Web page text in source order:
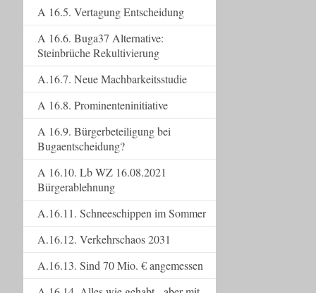
A 16.5. Vertagung Entscheidung
A 16.6. Buga37 Alternative:
Steinbrüche Rekultivierung
A.16.7. Neue Machbarkeitsstudie
A 16.8. Prominenteninitiative
A 16.9. Bürgerbeteiligung bei
Bugaentscheidung?
A 16.10. Lb WZ 16.08.2021
Bürgerablehnung
A.16.11. Schneeschippen im Sommer
A.16.12. Verkehrschaos 2031
A.16.13. Sind 70 Mio. € angemessen